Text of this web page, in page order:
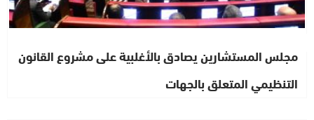
مجلس المستشارين يصادق بالأغلبية على مشروع القانون
التنظيمي المتعلق بالجهات